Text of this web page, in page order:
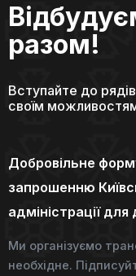
разом!
Вступайте до
своїм
Добровільне
запрошенню
адміністрації
Ми організуємо
необхідне.